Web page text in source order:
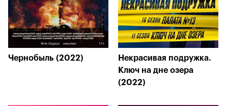
Чернобыль (2022)
Некрасивая подружка.
Ключ на дне озера
(2022)